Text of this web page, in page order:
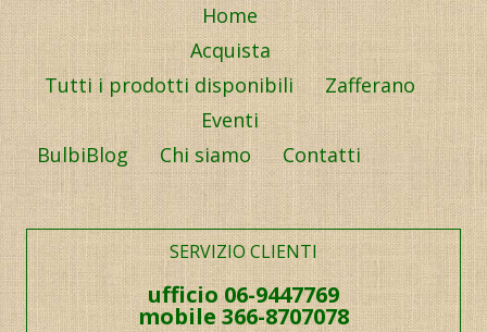
Home
Acquista
Tutti i prodotti disponibili
Zafferano
Eventi
BulbiBlog
Chi siamo Contatti
SERVIZIO CLIENTI
ufficio 06-9447769
mobile 366-8707078